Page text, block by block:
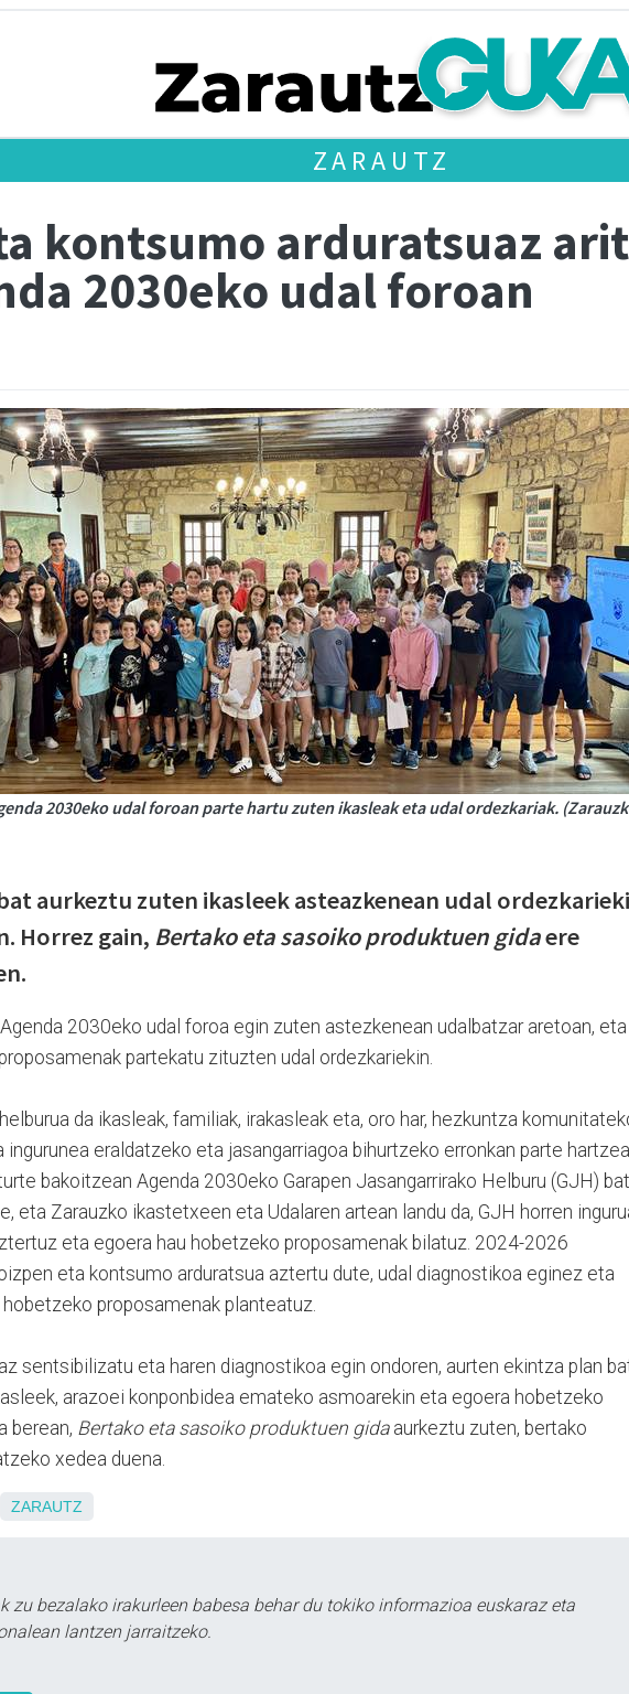
ZARAUTZ
kontsumo arduratsuaz
2030eko udal foroan
2030eko udal foroan parte hartu zuten ikasleak eta udal ordezkariak.
aurkeztu zuten ikasleek asteazkenean udal
Horrez gain, Bertako eta sasoiko produktuen gidaere
2030eko udal foroa egin zuten astezkenean udalbatzar aretoan, eta
partekatu zituzten udal ordezkariekin.
da ikasleak, familiak, irakasleak eta, oro har, hezkuntza
eraldatzeko eta jasangarriagoa bihurtzeko erronkan parte hartzea.
bakoitzean Agenda 2030eko Garapen Jasangarrirako Helburu (GJH) bat
eta Zarauzko ikastetxeen eta Udalaren artean landu da, GJH horren
eta egoera hau hobetzeko proposamenak bilatuz. 2024-2026
eta kontsumo arduratsua aztertu dute, udal diagnostikoa eginez eta
proposamenak planteatuz.
sentsibilizatu eta haren diagnostikoa egin ondoren, aurten ekintza plan
arazoei konponbidea emateko asmoarekin eta egoera hobetzeko
berean, Bertako eta sasoiko produktuen gidaaurkeztu zuten, bertako
xedea duena.
ZARAUTZ
zu bezalako irakurleen babesa behar du tokiko informazioa euskaraz eta
lantzen jarraitzeko.